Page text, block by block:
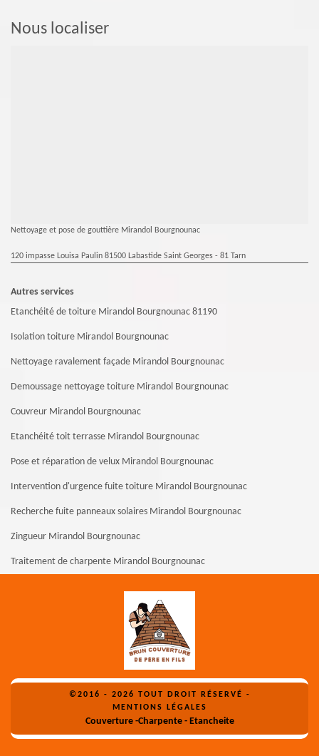
Nous localiser
Nettoyage et pose de gouttière Mirandol Bourgnounac
120 impasse Louisa Paulin 81500 Labastide Saint Georges - 81 Tarn
Autres services
Etanchéité de toiture Mirandol Bourgnounac 81190
Isolation toiture Mirandol Bourgnounac
Nettoyage ravalement façade Mirandol Bourgnounac
Demoussage nettoyage toiture Mirandol Bourgnounac
Couvreur Mirandol Bourgnounac
Etanchéité toit terrasse Mirandol Bourgnounac
Pose et réparation de velux Mirandol Bourgnounac
Intervention d'urgence fuite toiture Mirandol Bourgnounac
Recherche fuite panneaux solaires Mirandol Bourgnounac
Zingueur Mirandol Bourgnounac
Traitement de charpente Mirandol Bourgnounac
©2016 - 2026 TOUT DROIT RÉSERVÉ -
MENTIONS LÉGALES
Couverture -Charpente - Etancheite